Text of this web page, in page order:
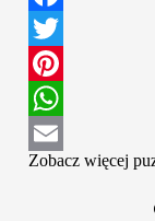
Facebook
Twitter
Pinterest
WhatsApp
Email
Zobacz więcej